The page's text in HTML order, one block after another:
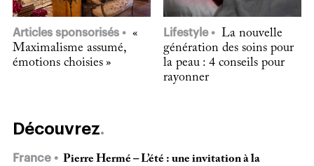
Articles sponsorisés
«
Maximalisme assumé,
émotions choisies »
Lifestyle
La nouvelle
génération des soins pour
la peau : 4 conseils pour
rayonner
Découvrez
France
Pierre Hermé – L’été : une invitation à la